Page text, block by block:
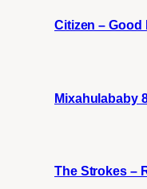
Citizen – Good
Mixahulababy
The Strokes –